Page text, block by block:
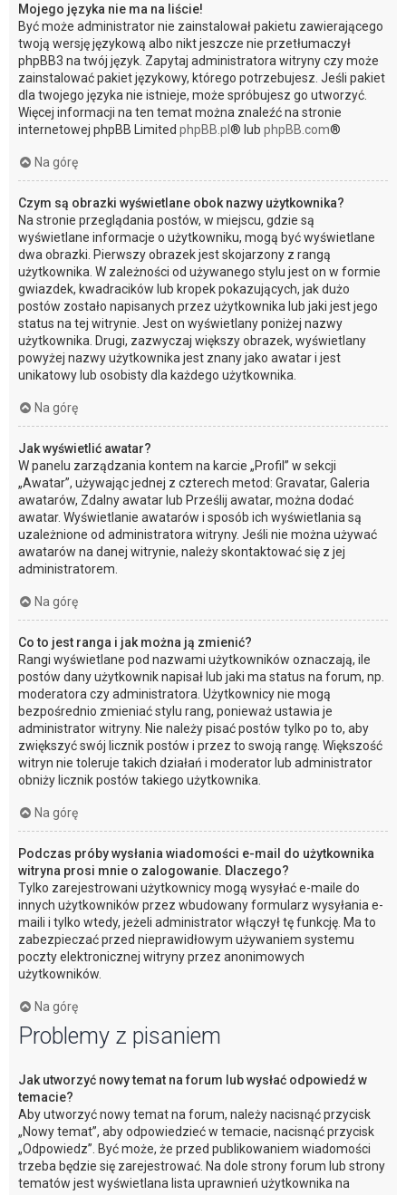
Mojego języka nie ma na liście!
Być może administrator nie zainstalował pakietu zawierającego
twoją wersję językową albo nikt jeszcze nie przetłumaczył
phpBB3 na twój język. Zapytaj administratora witryny czy może
zainstalować pakiet językowy, którego potrzebujesz. Jeśli pakiet
dla twojego języka nie istnieje, może spróbujesz go utworzyć.
Więcej informacji na ten temat można znaleźć na stronie
internetowej phpBB Limited phpBB.pl ® lub phpBB.com®
Na górę
Czym są obrazki wyświetlane obok nazwy użytkownika?
Na stronie przeglądania postów, w miejscu, gdzie są
wyświetlane informacje o użytkowniku, mogą być wyświetlane
dwa obrazki. Pierwszy obrazek jest skojarzony z rangą
użytkownika. W zależności od używanego stylu jest on w formie
gwiazdek, kwadracików lub kropek pokazujących, jak dużo
postów zostało napisanych przez użytkownika lub jaki jest jego
status na tej witrynie. Jest on wyświetlany poniżej nazwy
użytkownika. Drugi, zazwyczaj większy obrazek, wyświetlany
powyżej nazwy użytkownika jest znany jako awatar i jest
unikatowy lub osobisty dla każdego użytkownika.
Na górę
Jak wyświetlić awatar?
W panelu zarządzania kontem na karcie „Profil” w sekcji
„Awatar”, używając jednej z czterech metod: Gravatar, Galeria
awatarów, Zdalny awatar lub Prześlij awatar, można dodać
awatar. Wyświetlanie awatarów i sposób ich wyświetlania są
uzależnione od administratora witryny. Jeśli nie można używać
awatarów na danej witrynie, należy skontaktować się z jej
administratorem.
Na górę
Co to jest ranga i jak można ją zmienić?
Rangi wyświetlane pod nazwami użytkowników oznaczają, ile
postów dany użytkownik napisał lub jaki ma status na forum, np.
moderatora czy administratora. Użytkownicy nie mogą
bezpośrednio zmieniać stylu rang, ponieważ ustawia je
administrator witryny. Nie należy pisać postów tylko po to, aby
zwiększyć swój licznik postów i przez to swoją rangę. Większość
witryn nie toleruje takich działań i moderator lub administrator
obniży licznik postów takiego użytkownika.
Na górę
Podczas próby wysłania wiadomości e-mail do użytkownika
witryna prosi mnie o zalogowanie. Dlaczego?
Tylko zarejestrowani użytkownicy mogą wysyłać e-maile do
innych użytkowników przez wbudowany formularz wysyłania e-
maili i tylko wtedy, jeżeli administrator włączył tę funkcję. Ma to
zabezpieczać przed nieprawidłowym używaniem systemu
poczty elektronicznej witryny przez anonimowych
użytkowników.
Na górę
Problemy z pisaniem
Jak utworzyć nowy temat na forum lub wysłać odpowiedź w
temacie?
Aby utworzyć nowy temat na forum, należy nacisnąć przycisk
„Nowy temat”, aby odpowiedzieć w temacie, nacisnąć przycisk
„Odpowiedz”. Być może, że przed publikowaniem wiadomości
trzeba będzie się zarejestrować. Na dole strony forum lub strony
tematów jest wyświetlana lista uprawnień użytkownika na